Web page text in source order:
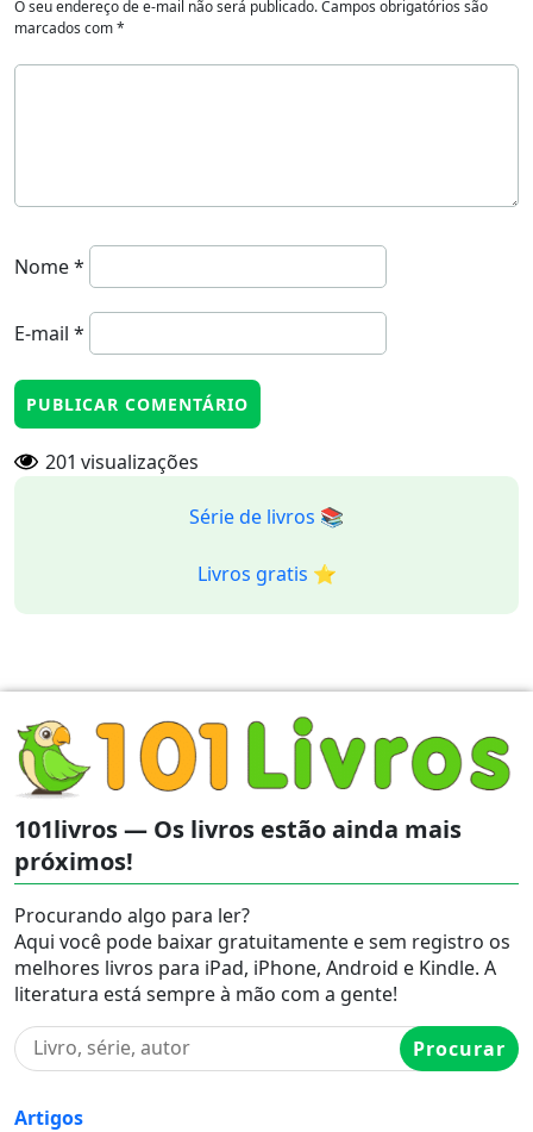
O seu endereço de e-mail não será publicado.Campos obrigatórios são
marcados com*
Nome*
E-mail *
201 visualizações
Série de livros 📚
Livros gratis ⭐️
101livros — Os livros estão ainda mais
próximos!
Procurando algo para ler?
Aqui você pode baixar gratuitamente e sem registro os
melhores livros para iPad, iPhone, Android e Kindle. A
literatura está sempre à mão com a gente!
Procurar
Artigos